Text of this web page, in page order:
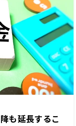
も延長するこ